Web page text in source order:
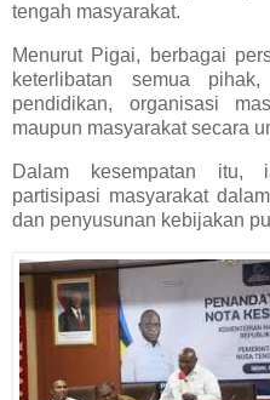
tengah masyarakat.
Menurut Pigai, berbagai
keterlibatan semua
pendidikan, organisasi
maupun masyarakat secara
Dalam kesempatan itu,
partisipasi masyarakat
dan penyusunan kebijakan